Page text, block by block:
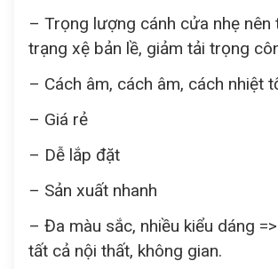
– Trọng lượng cánh cửa nhẹ nên
trạng xệ bản lề, giảm tải trọng
– Cách âm, cách âm, cách nhiệt
– Giá rẻ
– Dễ lắp đặt
– Sản xuất nhanh
– Đa màu sắc, nhiều kiểu dáng
tất cả nội thất, không gian.